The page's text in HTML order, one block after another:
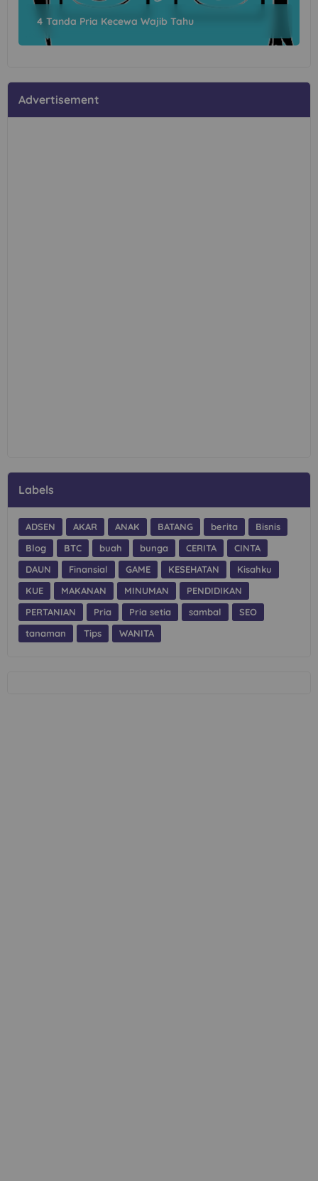
4 Tanda Pria Kecewa Wajib Tahu
Advertisement
Labels
ADSEN AKAR ANAK BATANG berita
Bisnis
Blog
BTC buah bunga CERITA
CINTA
DAUN
Finansial GAME KESEHATAN
Kisahku
KUE
MAKANAN MINUMAN
PENDIDIKAN
PERTANIAN
Pria Pria setia sambal
SEO
tanaman
Tips WANITA